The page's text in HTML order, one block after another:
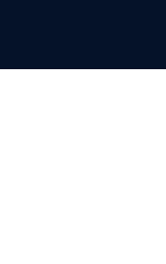
الحياة؟